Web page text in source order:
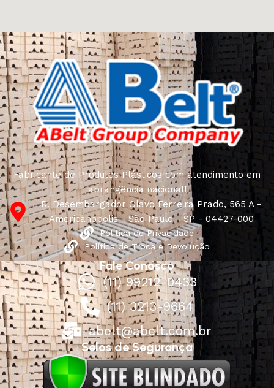
Fabricante de Produtos Plásticos com atendimento em
abrangência nacional!
R. Desembargador Olavo Ferreira Prado, 565 A -
Americanópolis - São Paulo - SP - 04427-000
Política de Privacidade
Política de Troca e Devolução
Fale Conosco
(11) 99212-0433
(11) 3213-9664
abelt@abelt.com.br
Selos de Segurança